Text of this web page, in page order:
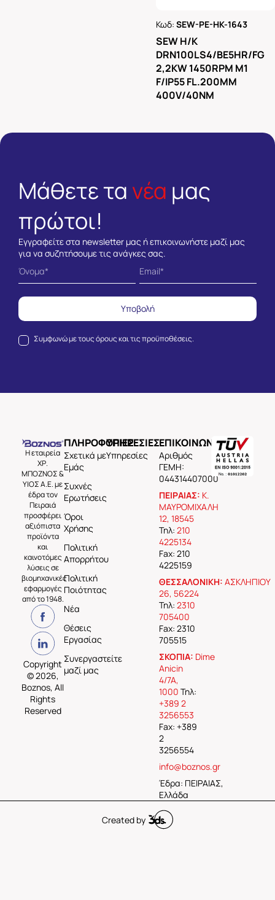
Κωδ:SEW-PE-HK-1643
SEW H/K
DRN100LS4/BE5HR/FG
2,2KW 1450RPM M1
F/IP55 FL.200MM
400V/40NM
Μάθετε τα νέα μας
πρώτοι!
Εγγραφείτε στα newsletter μας ή επικοινωνήστε μαζί μας
για να συζητήσουμε τις ανάγκες σας.
Συμφωνώ με τουςόρους και τις προϋποθέσεις.
Υποβολή
Η εταιρεία
ΧΡ.
ΜΠΟΖΝΟΣ &
ΥΙΟΣ Α.Ε. με
έδρα τον
Πειραιά
προσφέρει
αξιόπιστα
προϊόντα
και
καινοτόμες
λύσεις σε
βιομηχανικές
εφαρμογές
από το 1948.
Copyright
© 2026,
Boznos, All
Rights
Reserved
ΠΛΗΡΟΦΟΡΙΕΣ
Σχετικά με
Εμάς
Συχνές
Ερωτήσεις
Όροι
Χρήσης
Πολιτική
Απορρήτου
Πολιτική
Ποιότητας
Νέα
Θέσεις
Εργασίας
Συνεργαστείτε
μαζί μας
ΥΠΗΡΕΣΙΕΣ
Υπηρεσίες
ΕΠΙΚΟΙΝΩΝΙΑ
Aριθμός
ΓΕΜΗ:
044314407000
ΠΕΙΡΑΙΑΣ: Κ.
ΜΑΥΡΟΜΙΧΑΛΗ
12, 18545
Τηλ: 210
4225134
Fax: 210
4225159
ΘΕΣΣΑΛΟΝΙΚΗ: ΑΣΚΛΗΠΙΟΥ
26, 56224
Τηλ: 2310
705400
Fax: 2310
705515
ΣΚΟΠΙΑ: Dime
Anicin
4/7A,
1000 Τηλ:
+389 2
3256553
Fax: +389
2
3256554
info@boznos.gr
Έδρα: ΠΕΙΡΑΙΑΣ,
Ελλάδα
Created by